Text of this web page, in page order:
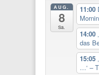
AUG.
8
Sa.
11:00
14:00
das
15:05
…‘ –